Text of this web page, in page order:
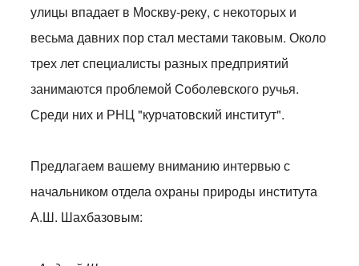
улицы впадает в Москву-реку, с некоторых и
весьма давних пор стал местами таковым. Около
трех лет специалисты разных предприятий
занимаются проблемой Соболевского ручья.
Среди них и РНЦ "курчатовский институт".
Предлагаем вашему вниманию интервью с
начальником отдела охраны природы института
А.Ш. Шахбазовым: